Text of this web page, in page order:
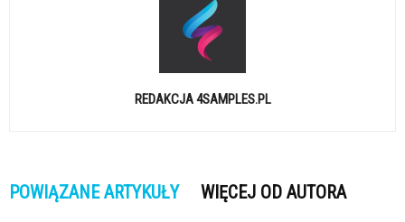
REDAKCJA 4SAMPLES.PL
POWIĄZANE ARTYKUŁY WIĘCEJ OD AUTORA